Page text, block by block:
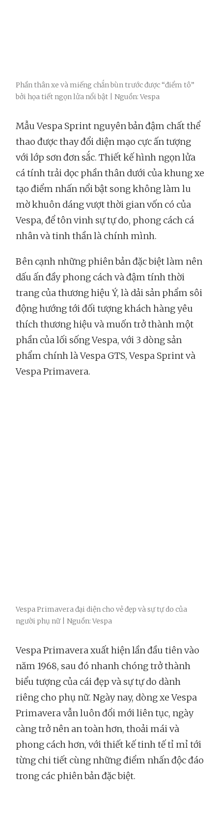
Phần thân xe và miếng chắn bùn trước được “điểm tô”
bởi họa tiết ngọn lửa nổi bật | Nguồn: Vespa
Mẫu Vespa Sprint nguyên bản đậm chất thể
thao được thay đổi diện mạo cực ấn tượng
với lớp sơn đơn sắc. Thiết kế hình ngọn lửa
cá tính trải dọc phần thân dưới của khung xe
tạo điểm nhấn nổi bật song không làm lu
mờ khuôn dáng vượt thời gian vốn có của
Vespa, để tôn vinh sự tự do, phong cách cá
nhân và tinh thần là chính mình.
Bên cạnh những phiên bản đặc biệt làm nên
dấu ấn đầy phong cách và đậm tính thời
trang của thương hiệu Ý, là dải sản phẩm sôi
động hướng tới đối tượng khách hàng yêu
thích thương hiệu và muốn trở thành một
phần của lối sống Vespa, với 3 dòng sản
phẩm chính là Vespa GTS, Vespa Sprint và
Vespa Primavera.
Vespa Primavera đại diện cho vẻ đẹp và sự tự do của
người phụ nữ | Nguồn: Vespa
Vespa Primavera xuất hiện lần đầu tiên vào
năm 1968, sau đó nhanh chóng trở thành
biểu tượng của cái đẹp và sự tự do dành
riêng cho phụ nữ. Ngày nay, dòng xe Vespa
Primavera vẫn luôn đổi mới liên tục, ngày
càng trở nên an toàn hơn, thoải mái và
phong cách hơn, với thiết kế tinh tế tỉ mỉ tới
từng chi tiết cùng những điểm nhấn độc đáo
trong các phiên bản đặc biệt.